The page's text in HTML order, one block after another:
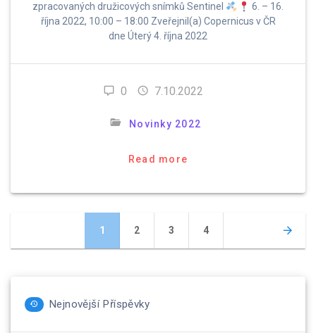
zpracovaných družicových snímků Sentinel
6. – 16.
října 2022, 10:00 – 18:00 Zveřejnil(a) Copernicus v ČR
dne Úterý 4. října 2022
0 7.10.2022
Novinky 2022
Read more
navigation
Page
1 Page
2 Page
3 Page
4
Nejnovější Příspěvky